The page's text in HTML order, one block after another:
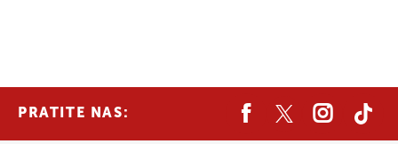
PRATITE NAS: